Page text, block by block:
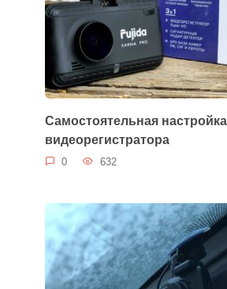
Самостоятельная настройка
видеорегистратора
0 632